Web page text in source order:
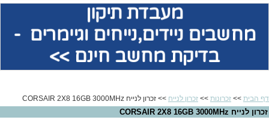
מעבדת תיקון
מחשביםניידים,נייחים וגיימרים -
בדיקת מחשב חינם >>
דף הבית >> זכרונות >> זכרון לנייח >> זכרון לנייח CORSAIR 2X8 16GB 3000MHz
זכרון לנייח CORSAIR 2X8 16GB 3000MHz